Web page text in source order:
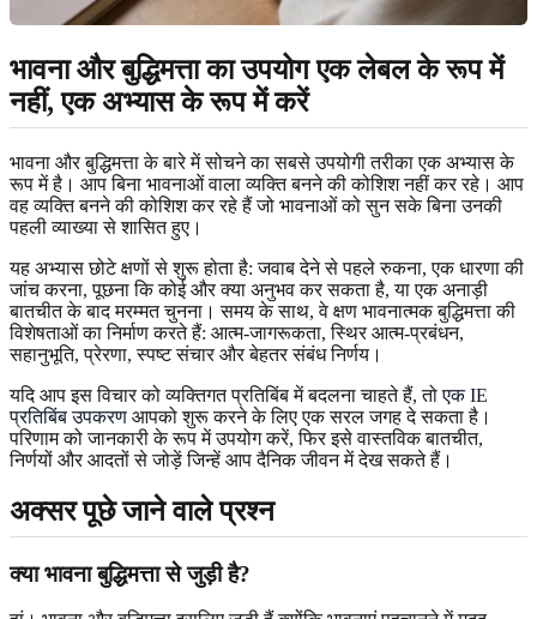
भावना और बुद्धिमत्ता का उपयोग एक लेबल के रूप में
नहीं, एक अभ्यास के रूप में करें
भावना और बुद्धिमत्ता के बारे में सोचने का सबसे उपयोगी तरीका एक अभ्यास के
रूप में है। आप बिना भावनाओं वाला व्यक्ति बनने की कोशिश नहीं कर रहे। आप
वह व्यक्ति बनने की कोशिश कर रहे हैं जो भावनाओं को सुन सके बिना उनकी
पहली व्याख्या से शासित हुए।
यह अभ्यास छोटे क्षणों से शुरू होता है: जवाब देने से पहले रुकना, एक धारणा की
जांच करना, पूछना कि कोई और क्या अनुभव कर सकता है, या एक अनाड़ी
बातचीत के बाद मरम्मत चुनना। समय के साथ, वे क्षण भावनात्मक बुद्धिमत्ता की
विशेषताओं का निर्माण करते हैं: आत्म-जागरूकता, स्थिर आत्म-प्रबंधन,
सहानुभूति, प्रेरणा, स्पष्ट संचार और बेहतर संबंध निर्णय।
यदि आप इस विचार को व्यक्तिगत प्रतिबिंब में बदलना चाहते हैं, तोएक IE
प्रतिबिंब उपकरण आपको शुरू करने के लिए एक सरल जगह दे सकता है।
परिणाम को जानकारी के रूप में उपयोग करें, फिर इसे वास्तविक बातचीत,
निर्णयों और आदतों से जोड़ें जिन्हें आप दैनिक जीवन में देख सकते हैं।
अक्सर पूछे जाने वाले प्रश्न
क्या भावना बुद्धिमत्ता से जुड़ी है?